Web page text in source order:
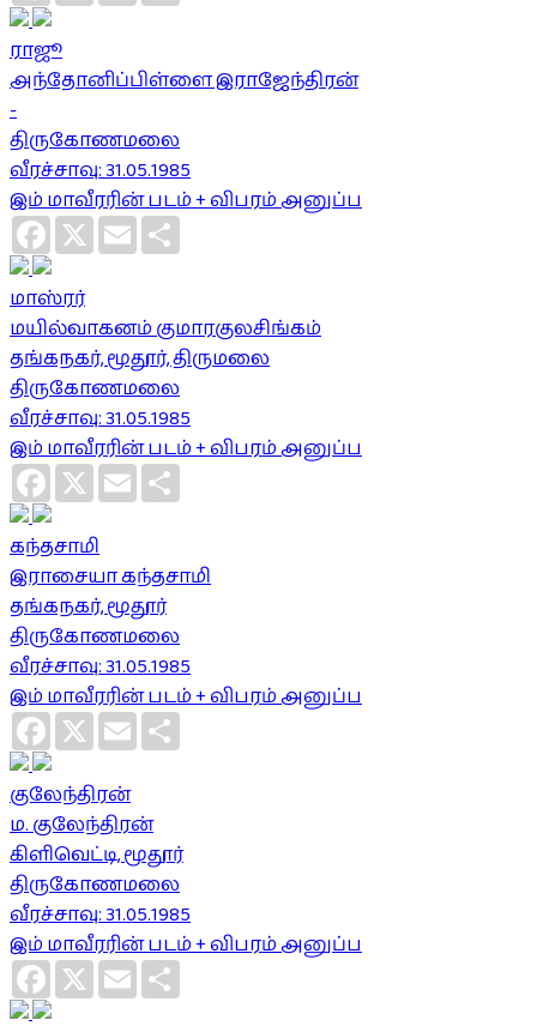
ராஜூ
அந்தோனிப்பிள்ளை இராஜேந்திரன்
-
திருகோணமலை
வீரச்சாவு: 31.05.1985
இம் மாவீரரின் படம் + விபரம் அனுப்ப
Facebook
X Email
மாஸ்ரர்
மயில்வாகனம் குமாரகுலசிங்கம்
தங்கநகர், மூதூர், திருமலை
திருகோணமலை
வீரச்சாவு: 31.05.1985
இம் மாவீரரின் படம் + விபரம் அனுப்ப
Facebook
X Email
கந்தசாமி
இராசையா கந்தசாமி
தங்கநகர், மூதூர்
திருகோணமலை
வீரச்சாவு: 31.05.1985
இம் மாவீரரின் படம் + விபரம் அனுப்ப
Facebook
X Email
குலேந்திரன்
ம. குலேந்திரன்
கிளிவெட்டி, மூதூர்
திருகோணமலை
வீரச்சாவு: 31.05.1985
இம் மாவீரரின் படம் + விபரம் அனுப்ப
Facebook
X Email